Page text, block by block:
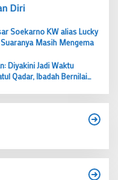
Diri
Soekarno KW alias Lucky
Masih Mengema
Diyakini Jadi Waktu
Qadar, Ibadah Bernilai